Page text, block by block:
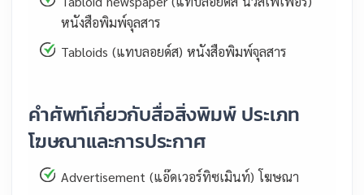
หนังสือพิมพ์จุลสาร
Tabloids (แทบลอยด์ส) หนังสือพิมพ์จุลสาร
คำศัพท์เกี่ยวกับสื่อสิ่งพิมพ์ ประเภท
โฆษณาและการประกาศ
Advertisement (แอ๊ดเวอร์ทิซเมินท์) โฆษณา